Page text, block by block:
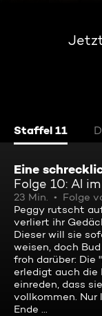
Staffel 11
Eine
Folge 10: Al
23 Min.
Folge
Peggy rutscht
verliert ihr
Dieser will sie
weisen, doch
froh darüber: Die
erledigt auch die
einreden, dass
vollkommen. Nur
Ende ...